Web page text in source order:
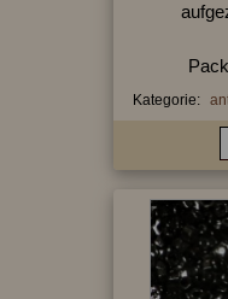
Kategorie: